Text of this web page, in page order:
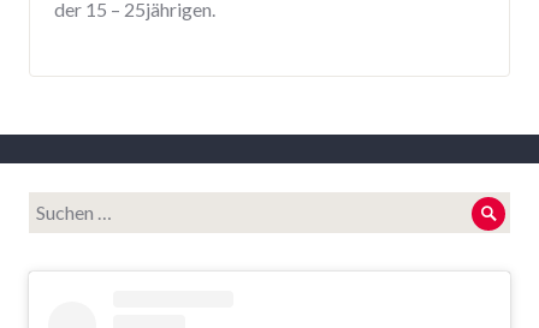
der 15 – 25jährigen.
Suche
nach: